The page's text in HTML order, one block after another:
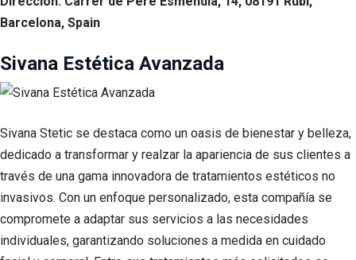
Barcelona, Spain
Sivana Estética Avanzada
Sivana Stetic se destaca como un oasis de bienestar y belleza,
dedicado a transformar y realzar la apariencia de sus clientes a
través de una gama innovadora de tratamientos estéticos no
invasivos. Con un enfoque personalizado, esta compañía se
compromete a adaptar sus servicios a las necesidades
individuales, garantizando soluciones a medida en cuidado